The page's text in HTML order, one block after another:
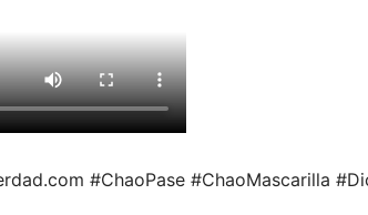
#ChaoPase #ChaoMascarilla